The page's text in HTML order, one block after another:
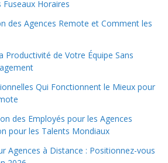
Fuseaux Horaires
des Agences Remote et Comment les
Productivité de Votre Équipe Sans
Qui Fonctionnent le Mieux pour
des Employés pour les Agences
pour les Talents Mondiaux
Agences à Distance : Positionnez-vous